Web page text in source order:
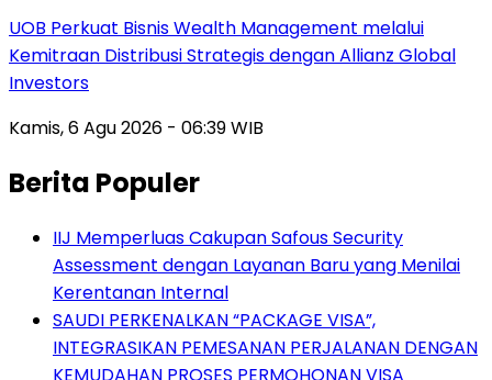
UOB Perkuat Bisnis Wealth Management melalui
Kemitraan Distribusi Strategis dengan Allianz Global
Investors
Kamis, 6 Agu 2026 - 06:39 WIB
Berita Populer
IIJ Memperluas Cakupan Safous Security
Assessment dengan Layanan Baru yang Menilai
Kerentanan Internal
SAUDI PERKENALKAN “PACKAGE VISA”,
INTEGRASIKAN PEMESANAN PERJALANAN DENGAN